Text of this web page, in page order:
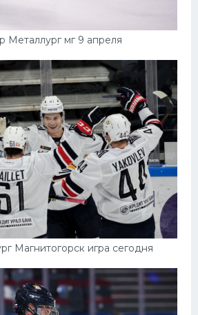
Металлург мг 9 апреля
Магнитогорск игра сегодня